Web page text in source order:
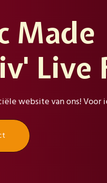
Made
Live
website van ons! Voor